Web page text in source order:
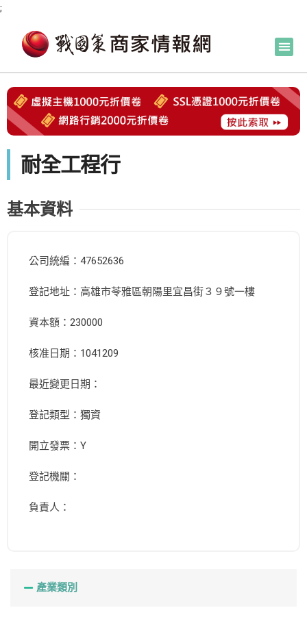
;
耐全工程行
基本資料
公司統編：47652636
登記地址：高雄市苓雅區朝陽里宜昌街３９號一樓
資本額：230000
核准日期：1041209
最近變更日期：
登記類型：獨資
開立發票：Y
登記機關：
負責人：
產業類別